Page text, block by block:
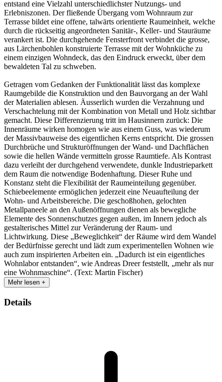
entstand eine Vielzahl unterschiedlichster Nutzungs- und
Erlebniszonen. Der fließende Übergang vom Wohnraum zur
Terrasse bildet eine offene, talwärts orientierte Raumeinheit, welche
durch die rückseitig angeordneten Sanitär-, Keller- und Stauräume
verankert ist. Die durchgehende Fensterfront verbindet die grosse,
aus Lärchenbohlen konstruierte Terrasse mit der Wohnküche zu
einem einzigen Wohndeck, das den Eindruck erweckt, über dem
bewaldeten Tal zu schweben.
Getragen vom Gedanken der Funktionalität lässt das komplexe
Raumgebilde die Konstruktion und den Bauvorgang an der Wahl
der Materialien ablesen. Äusserlich wurden die Verzahnung und
Verschachtelung mit der Kombination von Metall und Holz sichtbar
gemacht. Diese Differenzierung tritt im Hausinnern zurück: Die
Innenräume wirken homogen wie aus einem Guss, was wiederum
der Massivbauweise des eigentlichen Kerns entspricht. Die grossen
Durchbrüche und Strukturöffnungen der Wand- und Dachflächen
sowie die hellen Wände vermitteln grosse Raumtiefe. Als Kontrast
dazu verleiht der durchgehend verwendete, dunkle Industrieparkett
dem Raum die notwendige Bodenhaftung. Dieser Ruhe und
Konstanz steht die Flexibilität der Raumeinteilung gegenüber.
Schiebeelemente ermöglichen jederzeit eine Neuaufteilung der
Wohn- und Arbeitsbereiche. Die geschoßhohen, gelochten
Metallpaneele an den Außenöffnungen dienen als bewegliche
Elemente des Sonnenschutzes gegen außen, im Innern jedoch als
gestalterisches Mittel zur Veränderung der Raum- und
Lichtwirkung. Diese „Beweglichkeit“ der Räume wird dem Wandel
der Bedürfnisse gerecht und lädt zum experimentellen Wohnen wie
auch zum inspirierten Arbeiten ein. „Dadurch ist ein eigentliches
Wohnlabor entstanden“, wie Andreas Dreer feststellt, „mehr als nur
eine Wohnmaschine“. (Text: Martin Fischer)
Mehr lesen +
Details